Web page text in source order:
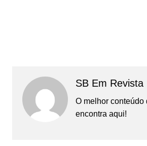
SB Em Revista
O melhor conteúdo
encontra aqui!